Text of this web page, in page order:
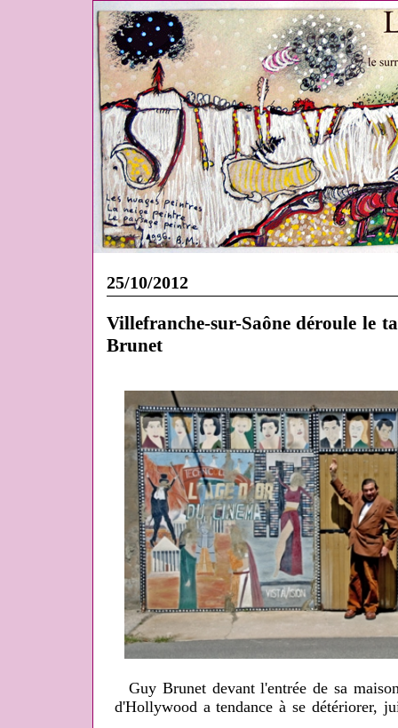
25/10/2012
Villefranche-sur-Saône déroule le
Brunet
Guy Brunet devant l'entrée de sa
d'Hollywood a tendance à se détériorer,